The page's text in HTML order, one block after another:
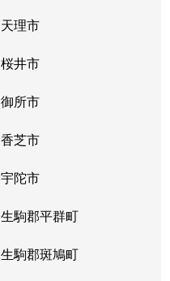
天理市
桜井市
御所市
香芝市
宇陀市
生駒郡平群町
生駒郡斑鳩町